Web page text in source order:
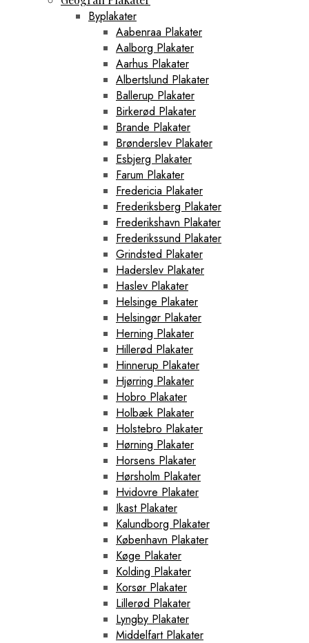
Byplakater
Aabenraa Plakater
Aalborg Plakater
Aarhus Plakater
Albertslund Plakater
Ballerup Plakater
Birkerød Plakater
Brande Plakater
Brønderslev Plakater
Esbjerg Plakater
Farum Plakater
Fredericia Plakater
Frederiksberg Plakater
Frederikshavn Plakater
Frederikssund Plakater
Grindsted Plakater
Haderslev Plakater
Haslev Plakater
Helsinge Plakater
Helsingør Plakater
Herning Plakater
Hillerød Plakater
Hinnerup Plakater
Hjørring Plakater
Hobro Plakater
Holbæk Plakater
Holstebro Plakater
Hørning Plakater
Horsens Plakater
Hørsholm Plakater
Hvidovre Plakater
Ikast Plakater
Kalundborg Plakater
København Plakater
Køge Plakater
Kolding Plakater
Korsør Plakater
Lillerød Plakater
Lyngby Plakater
Middelfart Plakater